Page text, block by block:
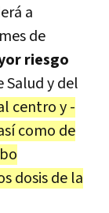
a
de
riesgo
Salud y del
centro y -
como de
dosis de la